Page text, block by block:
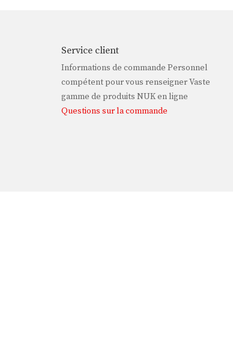
Service client
Informations de commande Personnel
compétent pour vous renseigner Vaste
gamme de produits NUK en ligne
Questions sur la commande